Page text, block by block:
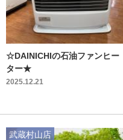
☆DAINICHIの石油ファンヒー
ター★
2025.12.21
武蔵村山店